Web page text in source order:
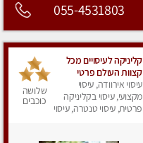
055-4531803
קליניקה לעיסויים מכל
קצוות העולם פרטי
לחלוטין
עיסוי אירוודה, עיסוי
מקצועי, עיסוי בקליניקה
פרטית, עיסוי טנטרה, עיסוי
שלושה
כוכבים